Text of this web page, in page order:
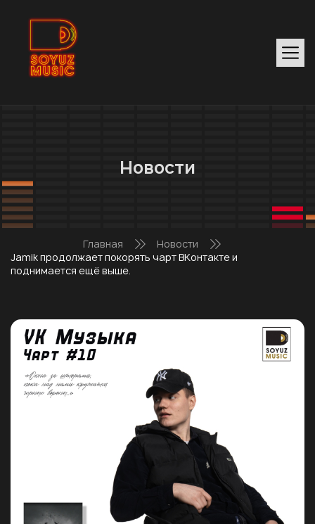
Новости
Главная
Новости
Jamik продолжает покорять чарт ВКонтакте и
поднимается ещё выше.